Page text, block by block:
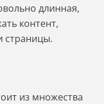
длинная,
контент,
страницы.
из множества